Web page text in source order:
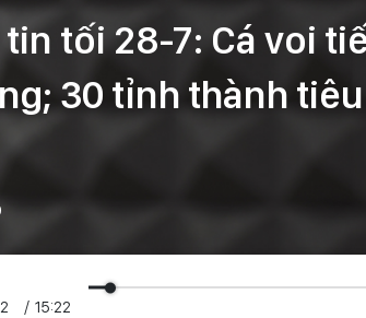
tối 28-7: Cá voi
30 tỉnh thành
/ 15:22